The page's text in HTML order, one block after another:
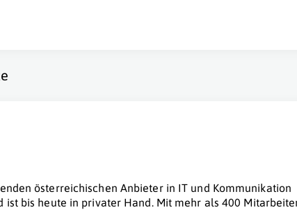
österreichischen Anbieter in IT und Kommunikation
ist bis heute in privater Hand. Mit mehr als 400